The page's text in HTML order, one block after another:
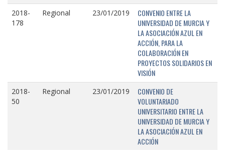
2018-
178
Regional 23/01/2019
CONVENIO ENTRE LA
UNIVERSIDAD DE MURCIA Y
LA ASOCIACIÓN AZUL EN
ACCIÓN, PARA LA
COLABORACIÓN EN
PROYECTOS SOLIDARIOS EN
VISIÓN
2018-
50
Regional 23/01/2019
CONVENIO DE
VOLUNTARIADO
UNIVERSITARIO ENTRE LA
UNIVERSIDAD DE MURCIA Y
LA ASOCIACIÓN AZUL EN
ACCIÓN